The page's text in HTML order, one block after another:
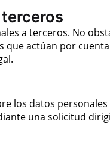
a terceros. No
actúan por
los datos
una solicitud